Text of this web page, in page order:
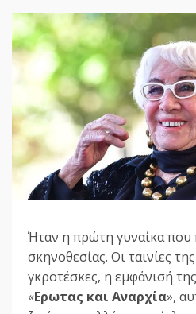
Ήταν η πρώτη γυναίκα που
σκηνοθεσίας. Οι ταινίες
γκροτέσκες, η εμφάνισή
«Ερωτας και Αναρχία»,